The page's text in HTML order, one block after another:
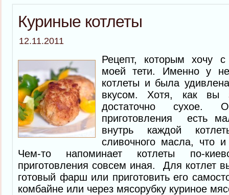
Куриные котлеты
12.11.2011
Рецепт, которым хочу
моей тети. Именно у
котлеты и была
вкусом. Хотя, как вы
достаточно сухое.
приготовления есть
внутрь каждой
сливочного масла, что
Чем-то напоминает котлеты по-
приготовления совсем иная. Для котлет
готовый фарш или приготовить его
комбайне или через мясорубку куриное